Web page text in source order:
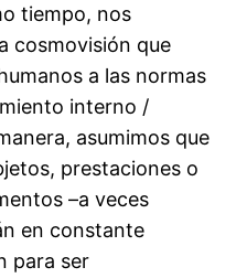
tiempo, nos
cosmovisión que
a las normas
interno /
asumimos que
prestaciones o
–a veces
en constante
para ser